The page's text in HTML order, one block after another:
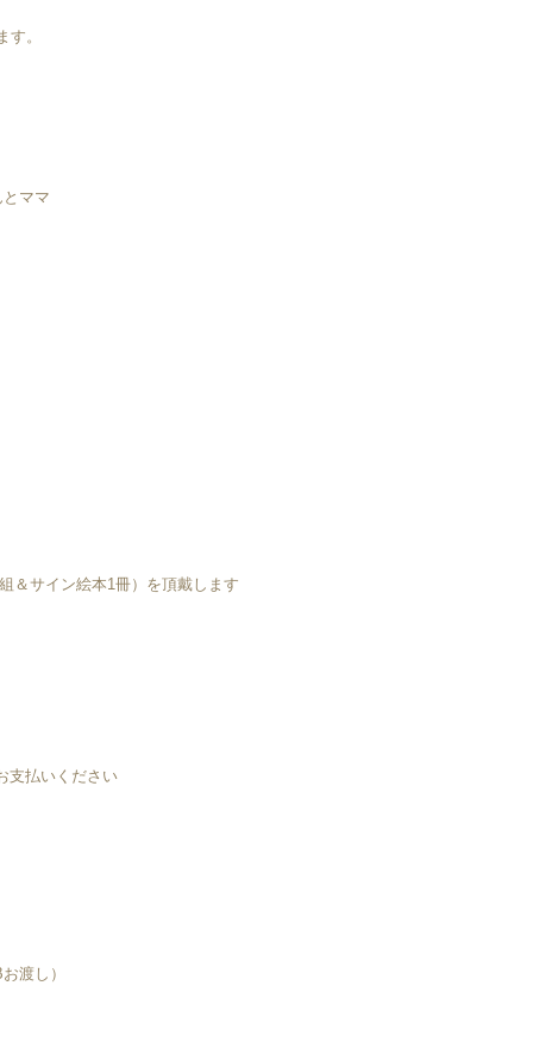
。
ママ
＆サイン絵本1冊）を頂戴します
支払いください
渡し）